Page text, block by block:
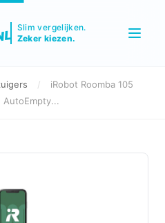
Slim vergelijken.
Zeker kiezen.
/
iRobot Roomba 105
AutoEmpty...